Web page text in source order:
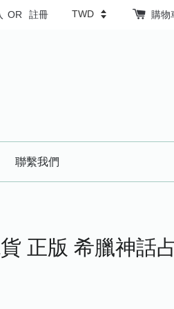
OR 註冊 購物
聯繫我們
正版 希臘神話